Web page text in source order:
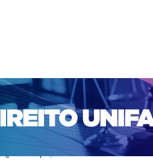
ACESSO CADASTRO
DE Nº 1 A 100 WEBMAIL
> Reis
deve ser carregado no
(por exemplo, uma versão atual do